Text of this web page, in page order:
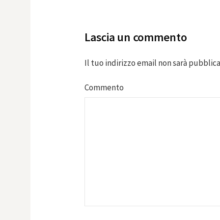
Lascia un commento
Il tuo indirizzo email non sarà
Commento